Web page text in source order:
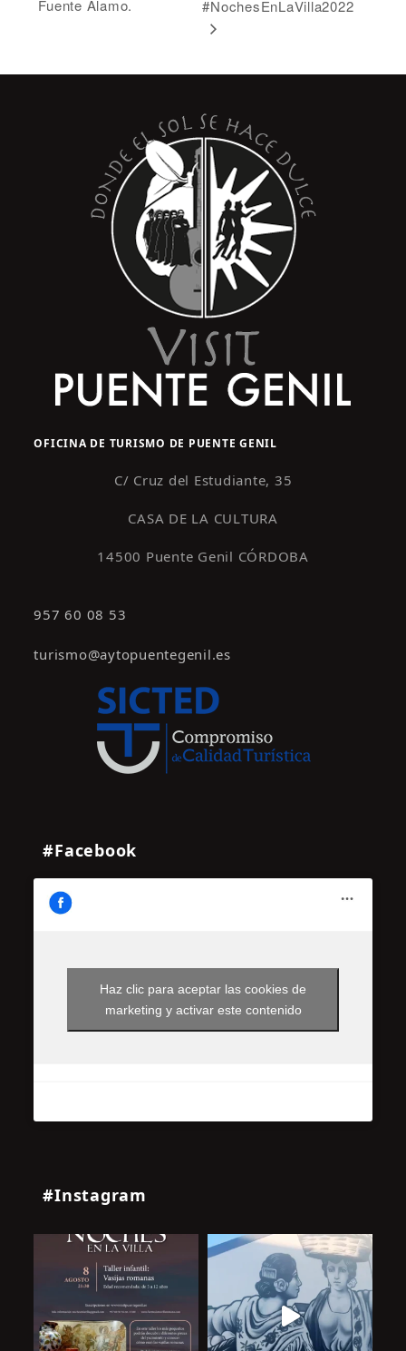
Fuente Álamo. #NochesEnLaVilla2022
OFICINA DE TURISMO DE PUENTE GENIL
C/ Cruz del Estudiante, 35
CASA DE LA CULTURA
14500 Puente Genil CÓRDOBA
957 60 08 53
turismo@aytopuentegenil.es
#Facebook
Haz clic para aceptar las cookies de
marketing y activar este contenido
#Instagram